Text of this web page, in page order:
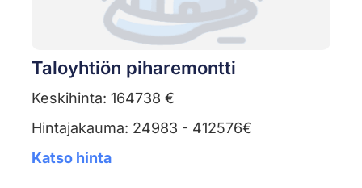
Taloyhtiön piharemontti
Keskihinta: 164738 €
Hintajakauma: 24983 - 412576€
Katso hinta